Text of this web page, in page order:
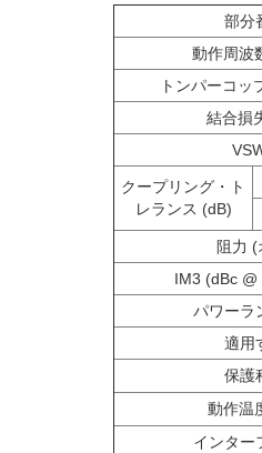
部分
動作周波
トンパーコッ
結合損
クープリング・ト
レランス (dB)
阻力 (
IM3 (dBc
パワーラ
適用
保護
動作温
インター